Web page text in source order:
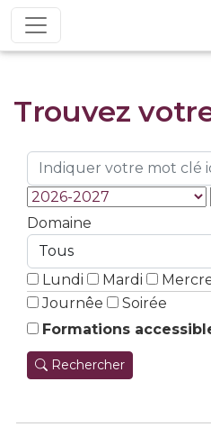
Trouvez
Domaine
Lundi Mardi
Journêe
Soirée
Formations
Rechercher